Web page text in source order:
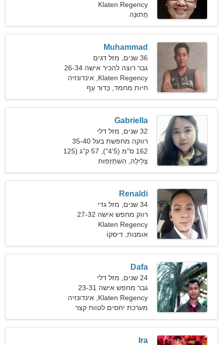
Klaten Regency
חֲתוּנָה
Muhammad
36 שנים, מזל דגים
גבר רוצה להכיר אישה 26-34
Klaten Regency, אינדונזיה
חיות מחמד, כַּדוּר עָף
Gabriella
32 שנים, מזל דלי
רווקה מחפשת בעל 35-40
162 ס"מ (5'4"), 57 ק"ג (125
פאונד)
צְלִילָה, הִשׁתַזְפוּת
Renaldi
34 שנים, מזל גדי
רווק מחפש אישה 27-32
Klaten Regency
אומנות, דִיסקוֹ
Dafa
24 שנים, מזל דלי
גבר מחפש אישה 23-31
Klaten Regency, אינדונזיה
מערכת יחסים לטווח קצר
Ira